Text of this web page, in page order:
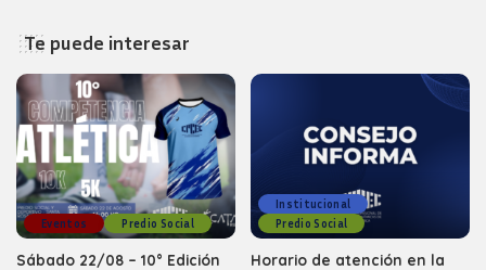
Te puede interesar
Eventos Predio Social
Sábado 22/08 – 10° Edición
Institucional
Predio Social
Horario de atención en la